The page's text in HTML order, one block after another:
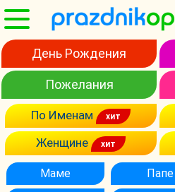
День Рождения
Пожелания
По Именам
Женщине
Маме Папе